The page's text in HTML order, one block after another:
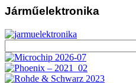
Járműelektronika